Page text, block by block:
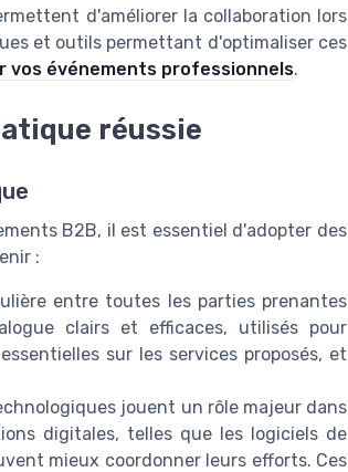
d'améliorer la collaboration lors
et outils permettant d'optimaliser ces
vos événements professionnels.
réussie
B2B, il est essentiel d'adopter des
:
entre toutes les parties prenantes
clairs et efficaces, utilisés pour
sur les services proposés, et
jouent un rôle majeur dans
digitales, telles que les logiciels de
mieux coordonner leurs efforts. Ces